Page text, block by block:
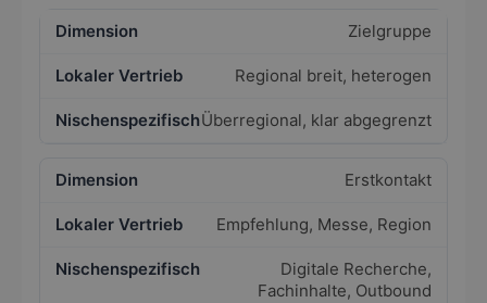
Zielgruppe
Regional breit, heterogen
Überregional, klar abgegrenzt
Erstkontakt
Empfehlung, Messe, Region
Digitale Recherche,
Fachinhalte, Outbound